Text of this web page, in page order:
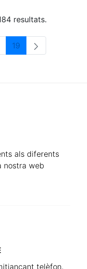
resultats.
Utilitzeu TAB
Pàgina
19
als diferents
nostra web
telèfon,